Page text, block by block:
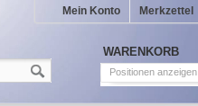
Mein Konto Merkzettel
WARENKORB
Positionen anzeigen